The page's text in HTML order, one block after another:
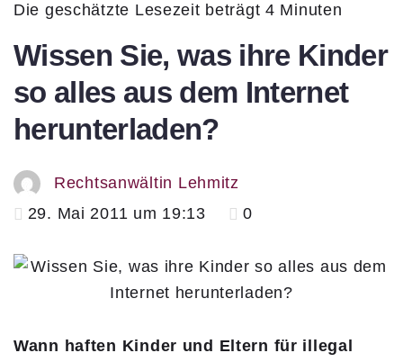
Die geschätzte Lesezeit beträgt 4 Minuten
Wissen Sie, was ihre Kinder
so alles aus dem Internet
herunterladen?
Rechtsanwältin Lehmitz
29. Mai 2011 um 19:13
0
Wann haften Kinder und Eltern für illegal